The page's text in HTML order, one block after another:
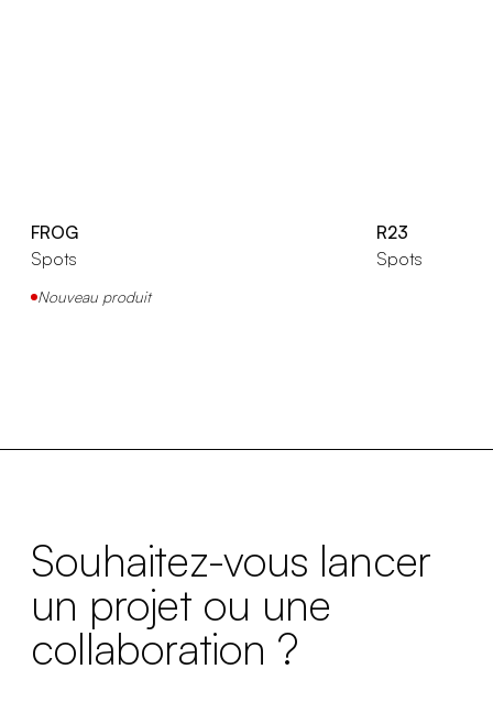
FROG
Spots
Nouveau produit
R23
Spots
Souhaitez-vous lancer
un projet ou une
collaboration ?